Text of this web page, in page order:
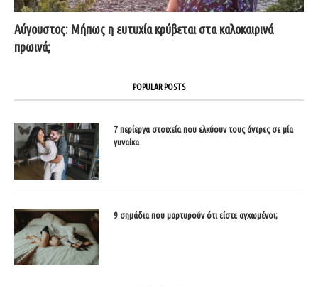
Αύγουστος: Μήπως η ευτυχία κρύβεται στα καλοκαιρινά
πρωινά;
POPULAR POSTS
7 περίεργα στοιχεία που ελκύουν τους άντρες σε μία
γυναίκα
9 σημάδια που μαρτυρούν ότι είστε αγχωμένοι;